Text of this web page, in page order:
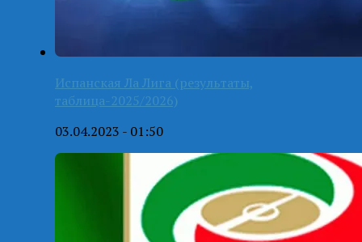
Испанская Ла Лига (результаты,
таблица-2025/2026)
03.04.2023 - 01:50